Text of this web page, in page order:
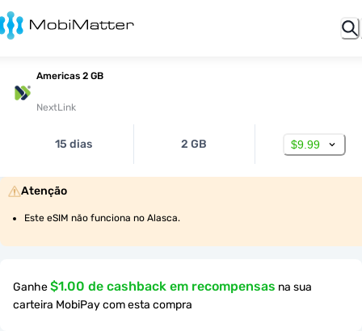
Americas 2 GB
NextLink
15 dias 2 GB $9.99
Atenção
Este eSIM não funciona no Alasca.
Ganhe$1.00 de cashback em recompensas na sua
carteira MobiPay com esta compra